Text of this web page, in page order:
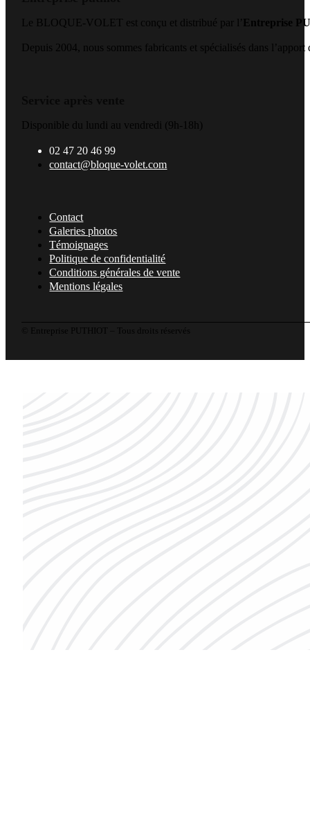
Le BLOQUE-VOLET est conçu et distribué par l’ Entreprise
Depuis 2004, nous sommes fabricants et spécialisés dans
Disponible du lundi au vendredi (9h-18h)
02 47 20 46 99
contact@bloque-volet.com
Contact
Galeries photos
Témoignages
Politique de confidentialité
Conditions générales de vente
Mentions légales
© Entreprise PUTHIOT – Tous droits réservés